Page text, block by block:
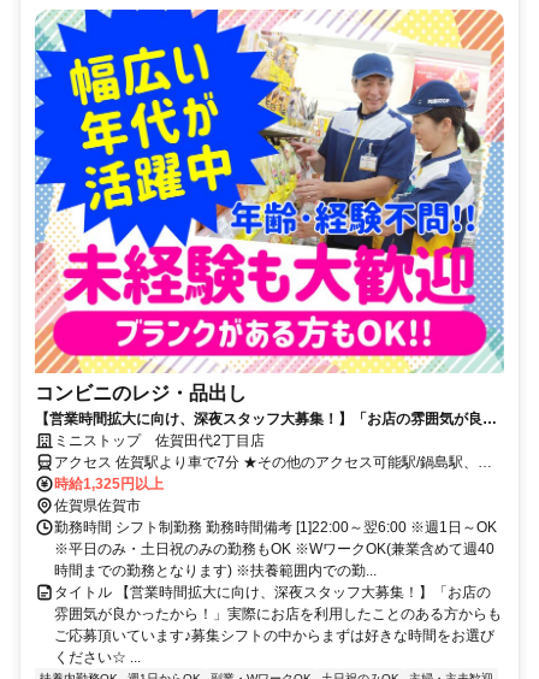
コンビニのレジ・品出し
【営業時間拡大に向け、深夜スタッフ大募集！】「お店の雰囲気が良か
ったから！」実際にお店を利用したことのある方からもご応募頂いてい
ます♪募集シフトの中からまずは好きな時間をお選びください☆
ミニストップ 佐賀田代2丁目店
アクセス 佐賀駅より車で7分 ★その他のアクセス可能駅/鍋島駅、伊
賀屋駅、バルーンさが駅、久保田駅 ★東田代バス停そば(モラージュ
佐賀近く)
時給1,325円以上
佐賀県佐賀市
勤務時間 シフト制勤務 勤務時間備考 [1]22:00～翌6:00 ※週1日～OK
※平日のみ・土日祝のみの勤務もOK ※WワークOK(兼業含めて週40
時間までの勤務となります) ※扶養範囲内での勤...
タイトル 【営業時間拡大に向け、深夜スタッフ大募集！】「お店の
雰囲気が良かったから！」実際にお店を利用したことのある方からも
ご応募頂いています♪募集シフトの中からまずは好きな時間をお選び
ください☆ ...